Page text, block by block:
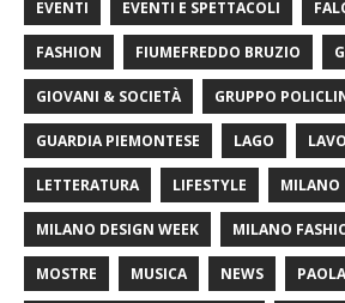
EVENTI EVENTI E SPETTACOLI
FASHION FIUMEFREDDO BRUZIO
GIOVANI & SOCIETÀ GRUPPO
GUARDIA PIEMONTESE LAGO
LETTERATURA LIFESTYLE MILANO
MILANO DESIGN WEEK MILANO
MOSTRE MUSICA NEWS PAOLA